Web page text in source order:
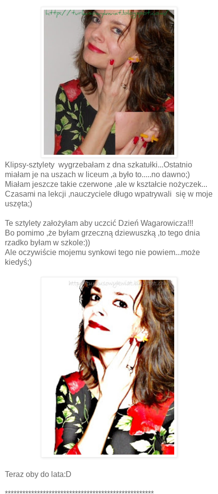
Klipsy-sztylety wygrzebałam z dna szkatułki...Ostatnio
miałam je na uszach w liceum ,a było to.....no dawno;)
Miałam jeszcze takie czerwone ,ale w kształcie nożyczek...
Czasami na lekcji ,nauczyciele długo wpatrywali się w moje
uszęta;)
Te sztylety założyłam aby uczcić Dzień Wagarowicza!!!
Bo pomimo ,że byłam grzeczną dziewuszką ,to tego dnia
rzadko byłam w szkole:))
Ale oczywiście mojemu synkowi tego nie powiem...może
kiedyś;)
Teraz oby do lata:D